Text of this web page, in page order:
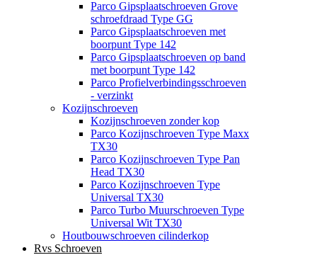
Parco Gipsplaatschroeven Grove
schroefdraad Type GG
Parco Gipsplaatschroeven met
boorpunt Type 142
Parco Gipsplaatschroeven op band
met boorpunt Type 142
Parco Profielverbindingsschroeven
- verzinkt
Kozijnschroeven
Kozijnschroeven zonder kop
Parco Kozijnschroeven Type Maxx
TX30
Parco Kozijnschroeven Type Pan
Head TX30
Parco Kozijnschroeven Type
Universal TX30
Parco Turbo Muurschroeven Type
Universal Wit TX30
Houtbouwschroeven cilinderkop
Rvs Schroeven